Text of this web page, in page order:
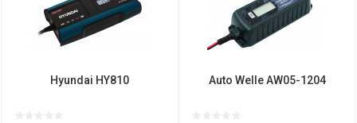
Hyundai HY810 Auto Welle AW05-1204